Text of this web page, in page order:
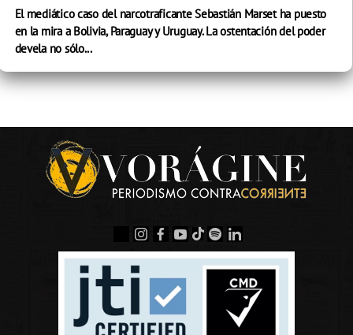
El mediático caso del narcotraficante Sebastián Marset ha puesto
en la mira a Bolivia, Paraguay y Uruguay. La ostentación del poder
devela no sólo...